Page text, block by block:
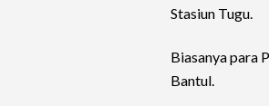
Stasiun Tugu.
Biasanya para
Bantul.